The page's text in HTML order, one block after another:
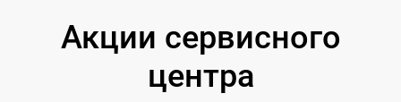
Акции сервисного
центра